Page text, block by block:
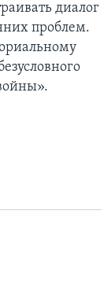
диалог
проблем.